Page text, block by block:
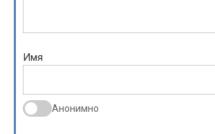
Имя
Анонимно